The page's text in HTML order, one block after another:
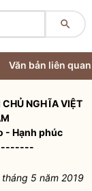

Văn bản liên quan
CHỦ NGHĨA VIỆT
- Hạnh phúc
5 năm 2019